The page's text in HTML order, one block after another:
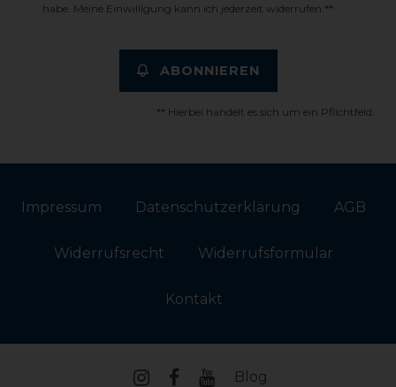
habe. Meine Einwilligung kann ich jederzeit widerrufen.**
ABONNIEREN
** Hierbei handelt es sich um ein Pflichtfeld.
Impressum Daten­schutz­erklärung AGB
Widerrufs­recht Widerrufs­formular
Kontakt
Blog